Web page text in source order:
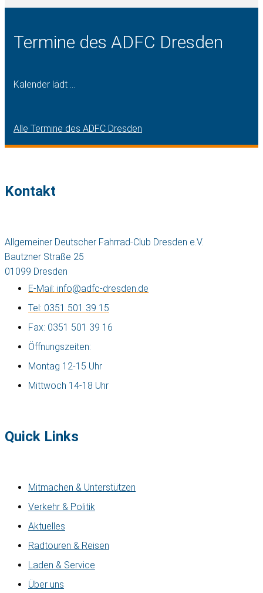
Termine des ADFC Dresden
Kalender lädt ...
Alle Termine des ADFC Dresden
Kontakt
Allgemeiner Deutscher Fahrrad-Club Dresden e.V.
Bautzner Straße 25
01099 Dresden
E-Mail: info@adfc-dresden.de
Tel: 0351 501 39 15
Fax: 0351 501 39 16
Öffnungszeiten:
Montag 12-15 Uhr
Mittwoch 14-18 Uhr
Quick Links
Mitmachen & Unterstützen
Verkehr & Politik
Aktuelles
Radtouren & Reisen
Laden & Service
Über uns